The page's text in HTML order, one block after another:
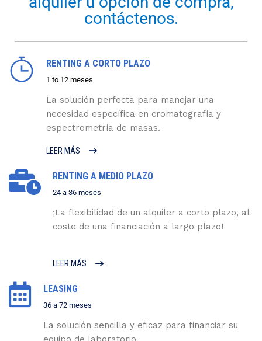
contáctenos.
RENTING A CORTO PLAZO
1 to 12 meses
La solución perfecta para manejar una
necesidad específica en cromatografía y
espectrometría de masas.
LEER MÁS
RENTING A MEDIO PLAZO
24 a 36 meses
¡La flexibilidad de un alquiler a corto plazo, al
coste de una financiación a largo plazo!
LEER MÁS
LEASING
36 a 72 meses
La solución sencilla y eficaz para financiar su